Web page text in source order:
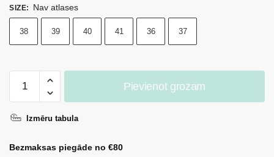
SIZE: Nav atlases
38 39 40 41 36 37
N1068
zemas
kedas
Pievienot grozam
Izmēru tabula
Bezmaksas piegāde no €80